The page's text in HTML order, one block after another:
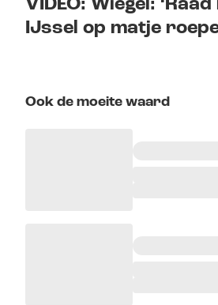
VIDEO: Wiegel:
IJssel op matje
Ook de moeite waard